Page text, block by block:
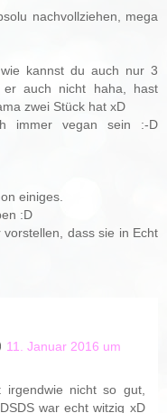
nachvollziehen, mega
kannst du auch nur 3
er auch nicht haha, hast
zwei Stück hat xD
immer vegan sein :-D
einiges.
:D
dass sie in Echt
11. Januar 2016 um
nicht so gut,
war echt witzig xD